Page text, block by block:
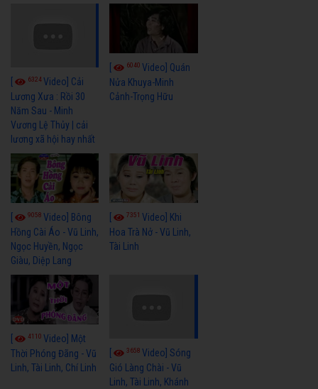
6324Video] Cải
Lương Xưa : Rồi 30
Năm Sau - Minh
Vương Lệ Thủy | cải
lương xã hội hay nhất
6040Video] Quán
Nửa Khuya-Minh
Cảnh-Trọng Hữu
9058 Video] Bông
Hồng Cài Áo - Vũ Linh,
Ngọc Huyền, Ngọc
Giàu, Diệp Lang
7351Video] Khi
Hoa Trà Nở - Vũ Linh,
Tài Linh
4110 Video] Một
Thời Phóng Đãng - Vũ
Linh, Tài Linh, Chí Linh
3658Video] Sóng
Gió Làng Chài - Vũ
Linh, Tài Linh, Khánh